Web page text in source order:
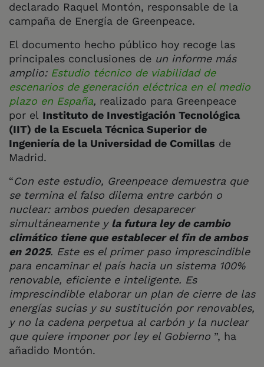
declarado Raquel Montón, responsable de la
campaña de Energía de Greenpeace.
El documento hecho público hoy recoge las
principales conclusiones de un informe más
amplio: Estudio técnico de viabilidad de
escenarios de generación eléctrica en el medio
plazo en España, realizado para Greenpeace
por el Instituto de Investigación Tecnológica
(IIT) de la Escuela Técnica Superior de
Ingeniería de la Universidad de Comillas de
Madrid.
“Con este estudio, Greenpeace demuestra que
se termina el falso dilema entre carbón o
nuclear: ambos pueden desaparecer
simultáneamente y la futura ley de cambio
climático tiene que establecer el fin de ambos
en 2025. Este es el primer paso imprescindible
para encaminar el país hacia un sistema 100%
renovable, eficiente e inteligente. Es
imprescindible elaborar un plan de cierre de las
energías sucias y su sustitución por renovables,
y no la cadena perpetua al carbón y la nuclear
que quiere imponer por ley el Gobierno ”, ha
añadido Montón.